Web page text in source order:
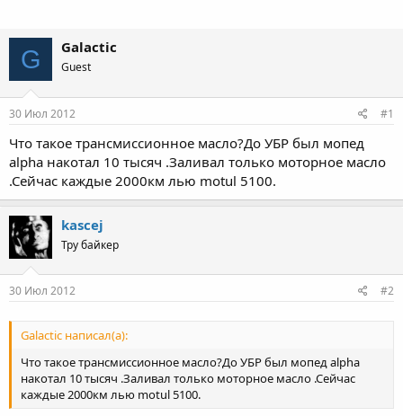
G Galactic
Guest
30 Июл 2012 #1
Что такое трансмиссионное масло?До УБР был мопед
alpha накотал 10 тысяч .Заливал только моторное масло
.Сейчас каждые 2000км лью motul 5100.
kascej
Тру байкер
30 Июл 2012 #2
Galactic написал(а):
Что такое трансмиссионное масло?До УБР был мопед alpha
накотал 10 тысяч .Заливал только моторное масло .Сейчас
каждые 2000км лью motul 5100.